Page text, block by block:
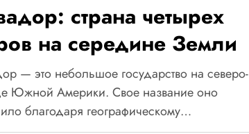
страна четырех
на середине Земли
— это небольшое государство на северо-
Южной Америки. Свое название оно
благодаря географическому…